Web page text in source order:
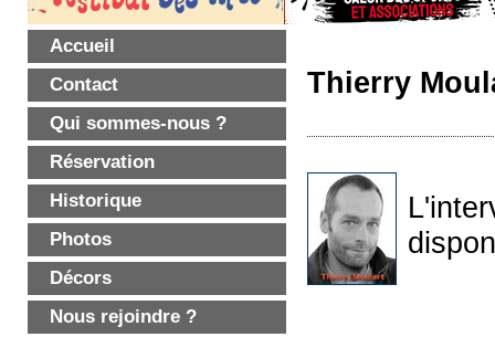
Accueil
Contact
Qui sommes-nous ?
Réservation
Historique
Photos
Décors
Nous rejoindre ?
Thierry